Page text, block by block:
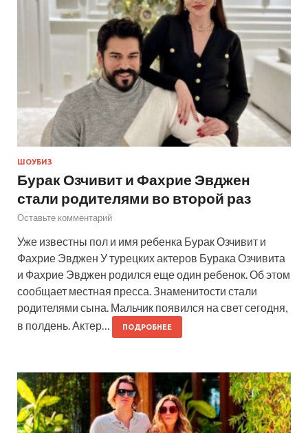
ШОУБИЗ
Бурак Озчивит и Фахрие Эвджен
стали родителями во второй раз
Оставьте комментарий
Уже известны пол и имя ребенка Бурак Озчивит и
Фахрие Эвджен У турецких актеров Бурака Озчивита
и Фахрие Эвджен родился еще один ребенок. Об этом
сообщает местная пресса. Знаменитости стали
родителями сына. Мальчик появился на свет сегодня,
в полдень. Актер…
ПОДРОБНЕЕ